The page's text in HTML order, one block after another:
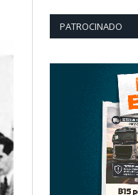
PATROCINADO